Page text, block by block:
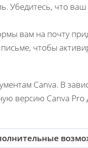
Убедитесь, что
вам на почту
чтобы
Canva. В
версию Canva Pro